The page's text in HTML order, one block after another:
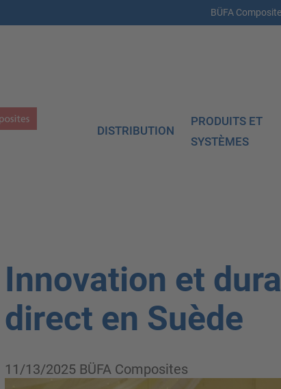
BÜFA
DISTRIBUTION
PRODUITS ET
SYSTÈMES
Innovation et
direct en Suède
11/13/2025 BÜFA Composites